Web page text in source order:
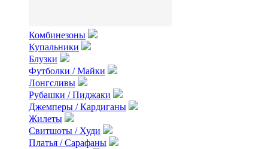
Комбинезоны
Купальники
Блузки
Футболки / Майки
Лонгсливы
Рубашки / Пиджаки
Джемперы / Кардиганы
Жилеты
Свитшоты / Худи
Платья / Сарафаны